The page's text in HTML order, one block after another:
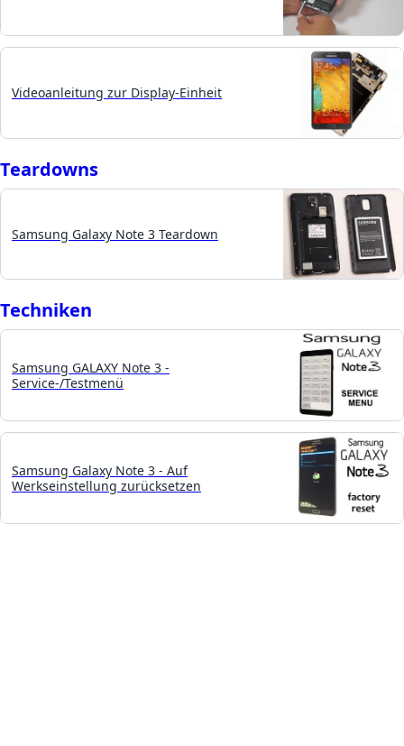
Videoanleitung zur Display-Einheit
Teardowns
Samsung Galaxy Note 3 Teardown
Techniken
Samsung GALAXY Note 3 -
Service-/Testmenü
Samsung Galaxy Note 3 - Auf
Werkseinstellung zurücksetzen